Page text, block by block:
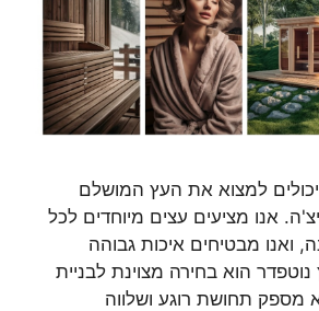
למצוא את העץ המושלם
אנו מציעים עצים מיוחדים לכל
ואנו מבטיחים איכות גבוהה
נוטפדר הוא בחירה מצוינת לבניית
מספק תחושת רוגע ושלווה